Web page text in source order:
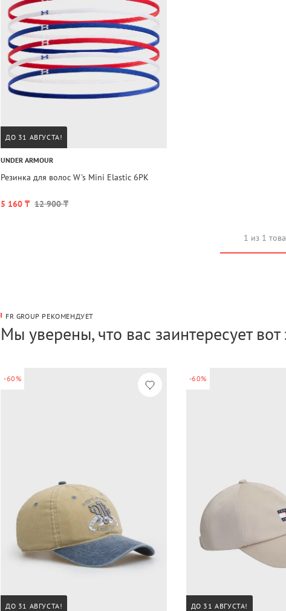
ДО 31 АВГУСТА!
UNDER ARMOUR
Резинка для волос W's Mini Elastic 6PK
5 160 ₸ 12 900 ₸
1 из 1
FR GROUP РЕКОМЕНДУЕТ
Мы уверены, что вас заинтересует
-60%
ДО 31 АВГУСТА!
-60%
ДО 31 АВГУСТА!